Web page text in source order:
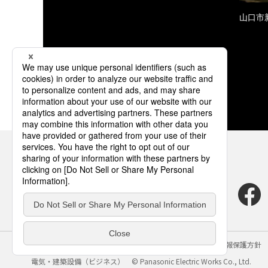
山口市
サイトのご利用にあたって クッキーポリシー
個人情報保護方針
電気・建築設備（ビジネス）
© Panasonic Electric Works Co., Ltd.